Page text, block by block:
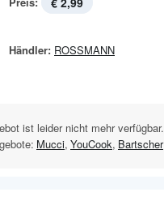
Händler: ROSSMANN
ist leider nicht mehr verfügbar.
Mucci, YouCook, Bartscher